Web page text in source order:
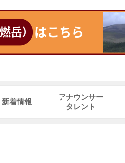
新着情報
アナウンサー
タレント